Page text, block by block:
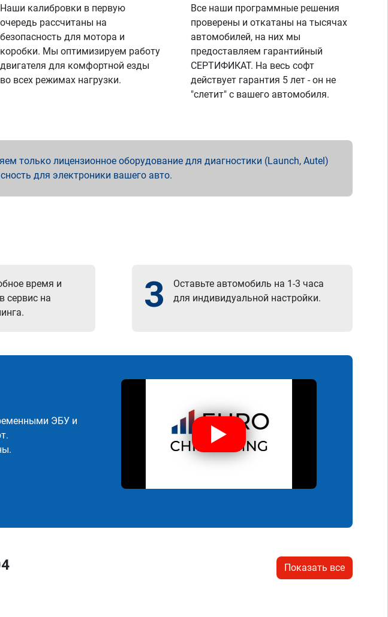
Наши калибровки в первую
очередь рассчитаны на
безопасность для мотора и
коробки. Мы оптимизируем работу
двигателя для комфортной езды
во всех режимах нагрузки.
Все наши программные решения
проверены и откатаны на тысячах
автомобилей, на них мы
предоставляем гарантийный
СЕРТИФИКАТ. На весь софт
действует гарантия 5 лет - он не
"слетит" с вашего автомобиля.
только лицензионное оборудование для диагностики (Launch, Autel)
для электроники вашего авто.
время и
сервис на
3
Оставьте автомобиль на 1-3 часа
для индивидуальной настройки.
ЭБУ и
Показать все